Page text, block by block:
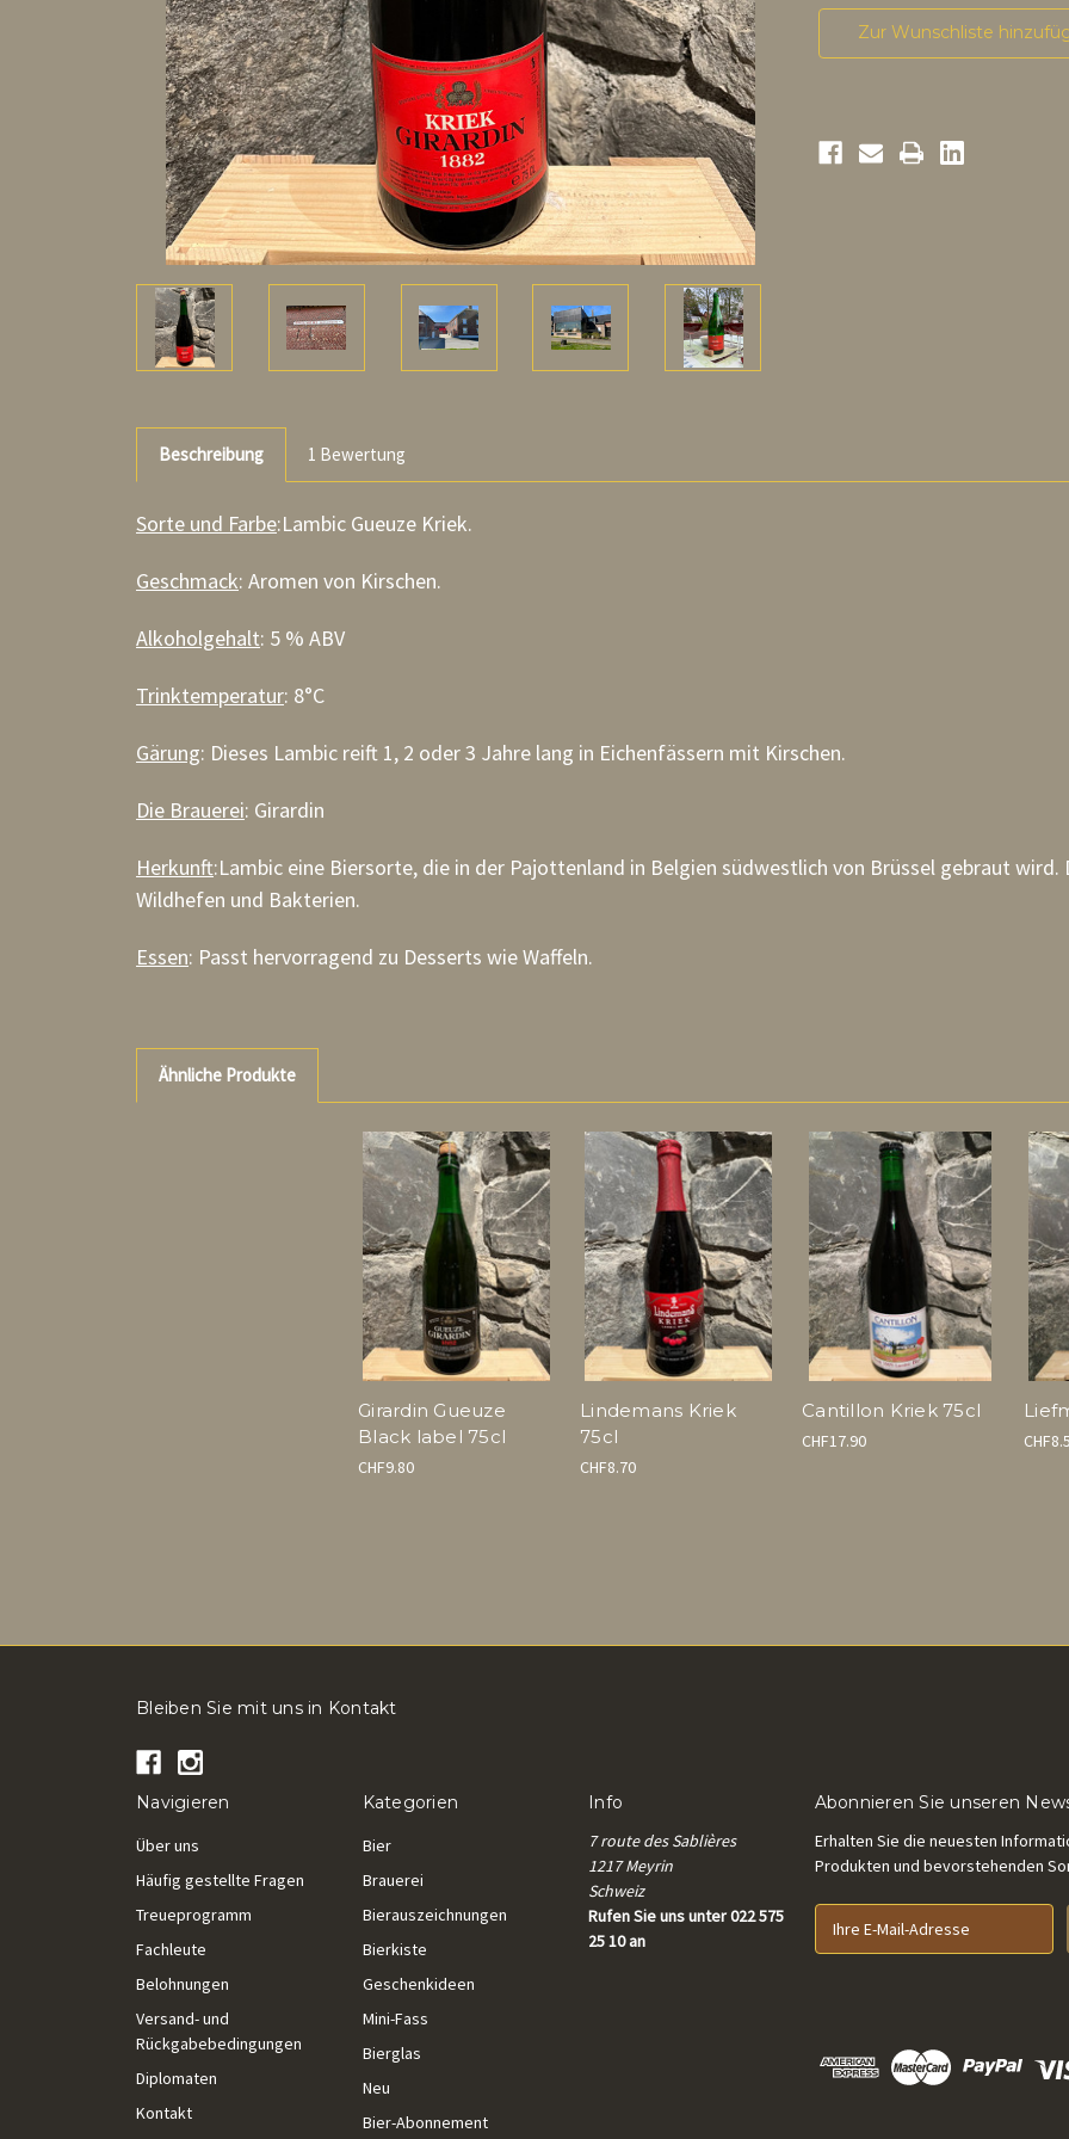
Zur Wunschliste
Beschreibung 1 Bewertung
Sorte und Farbe:Lambic Gueuze Kriek.
Geschmack: Aromen von Kirschen.
Alkoholgehalt: 5 % ABV
Trinktemperatur: 8°C
Gärung: Dieses Lambic reift 1, 2 oder 3 Jahre lang in Eichenfässern mit Kirschen.
Die Brauerei: Girardin
Herkunft:Lambic eine Biersorte, die in der Pajottenland in Belgien südwestlich von Brüssel gebraut
Wildhefen und Bakterien.
Essen: Passt hervorragend zu Desserts wie Waffeln.
Ähnliche Produkte
Girardin Gueuze
Black label 75cl
CHF9.80
Lindemans Kriek
75cl
CHF8.70
Cantillon Kriek 75cl
CHF17.90
Bleiben Sie mit uns in Kontakt
Navigieren
Über uns
Häufig gestellte Fragen
Treueprogramm
Fachleute
Belohnungen
Versand- und
Rückgabebedingungen
Diplomaten
Kontakt
Kategorien
Bier
Brauerei
Bierauszeichnungen
Bierkiste
Geschenkideen
Mini-Fass
Bierglas
Neu
Bier-Abonnement
Info
7 route des Sablières
1217 Meyrin
Schweiz
Rufen Sie uns unter 022 575
25 10 an
Abonnieren Sie unseren
Erhalten Sie die neuesten
Produkten und bevorstehenden
E